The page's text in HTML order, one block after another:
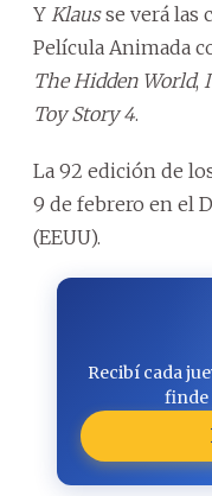
Y Klausse verá las
Película Animada
The Hidden World,
Toy Story 4.
La 92 edición de
9 de febrero en el
(EEUU).
Recibí cada
finde